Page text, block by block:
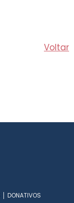
Voltar
DONATIVOS